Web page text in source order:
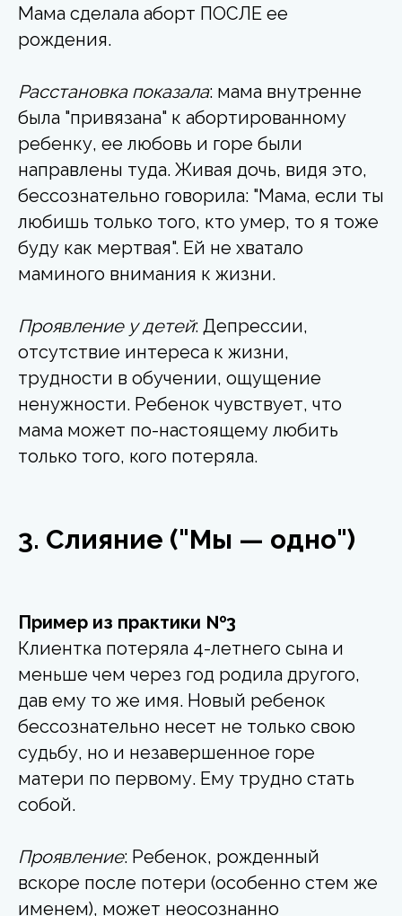
Мама сделала аборт ПОСЛЕ ее
рождения.
Расстановка показала: мама внутренне
была "привязана" к абортированному
ребенку, ее любовь и горе были
направлены туда. Живая дочь, видя это,
бессознательно говорила: "Мама, если ты
любишь только того, кто умер, то я тоже
буду как мертвая". Ей не хватало
маминого внимания к жизни.
Проявление у детей: Депрессии,
отсутствие интереса к жизни,
трудности в обучении, ощущение
ненужности. Ребенок чувствует, что
мама может по-настоящему любить
только того, кого потеряла.
3. Слияние ("Мы — одно")
Пример из практики №3
Клиентка потеряла 4-летнего сына и
меньше чем через год родила другого,
дав ему то же имя. Новый ребенок
бессознательно несет не только свою
судьбу, но и незавершенное горе
матери по первому. Ему трудно стать
собой.
Проявление: Ребенок, рожденный
вскоре после потери (особенно стем же
именем), может неосознанно